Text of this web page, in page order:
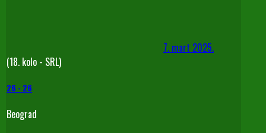
7. mart 2025.
(18. kolo - SRL)
26 - 26
Beograd